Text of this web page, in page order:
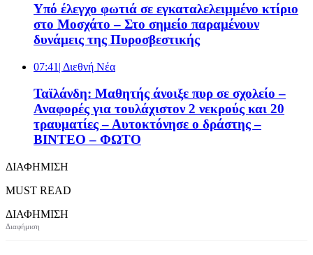
Υπό έλεγχο φωτιά σε εγκαταλελειμμένο κτίριο
στο Μοσχάτο – Στο σημείο παραμένουν
δυνάμεις της Πυροσβεστικής
07:41 | Διεθνή Νέα
Ταϊλάνδη: Μαθητής άνοιξε πυρ σε σχολείο –
Αναφορές για τουλάχιστον 2 νεκρούς και 20
τραυματίες – Αυτοκτόνησε ο δράστης –
ΒΙΝΤΕΟ – ΦΩΤΟ
ΔΙΑΦΗΜΙΣΗ
MUST READ
ΔΙΑΦΗΜΙΣΗ